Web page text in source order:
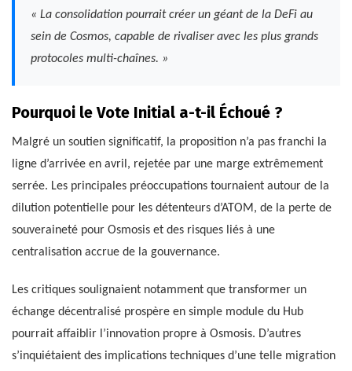
« La consolidation pourrait créer un géant de la DeFi au
sein de Cosmos, capable de rivaliser avec les plus grands
protocoles multi-chaînes. »
Pourquoi le Vote Initial a-t-il Échoué ?
Malgré un soutien significatif, la proposition n’a pas franchi la
ligne d’arrivée en avril, rejetée par une marge extrêmement
serrée. Les principales préoccupations tournaient autour de la
dilution potentielle pour les détenteurs d’ATOM, de la perte de
souveraineté pour Osmosis et des risques liés à une
centralisation accrue de la gouvernance.
Les critiques soulignaient notamment que transformer un
échange décentralisé prospère en simple module du Hub
pourrait affaiblir l’innovation propre à Osmosis. D’autres
s’inquiétaient des implications techniques d’une telle migration